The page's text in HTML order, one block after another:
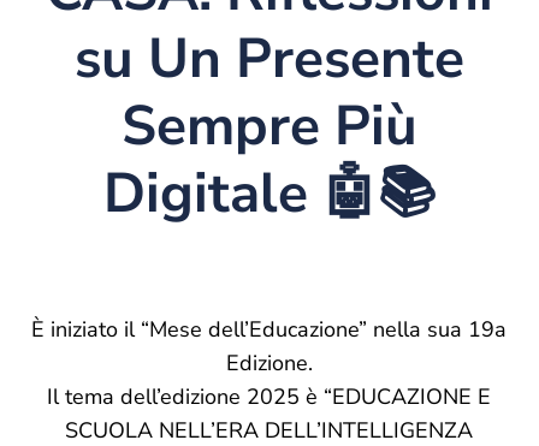
su Un Presente
Sempre Più
Digitale 🤖📚
È iniziato il “Mese dell’Educazione” nella sua 19a
Edizione.
Il tema dell’edizione 2025 è “EDUCAZIONE E
SCUOLA NELL’ERA DELL’INTELLIGENZA